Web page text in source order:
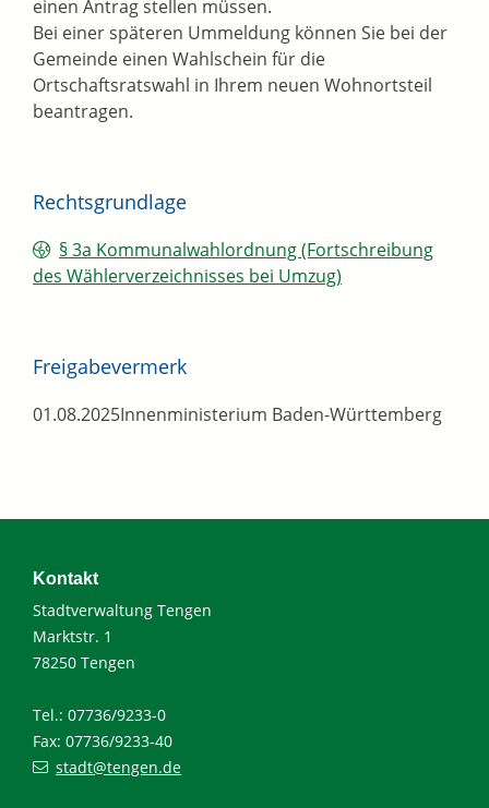
einen Antrag stellen müssen.
Bei einer späteren Ummeldung können Sie bei der
Gemeinde einen Wahlschein für die
Ortschaftsratswahl in Ihrem neuen Wohnortsteil
beantragen.
Rechtsgrundlage
§ 3a Kommunalwahlordnung (Fortschreibung
des Wählerverzeichnisses bei Umzug)
Freigabevermerk
01.08.2025Innenministerium Baden-Württemberg
Kontakt
Stadtverwaltung Tengen
Marktstr. 1
78250 Tengen
Tel.: 07736/9233-0
Fax: 07736/9233-40
stadt@tengen.de